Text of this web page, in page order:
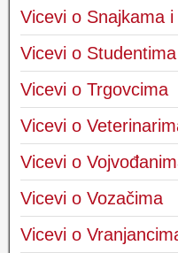
Vicevi o Snajkama
Vicevi o
Vicevi o Trgovcima
Vicevi o
Vicevi o
Vicevi o Vozačima
Vicevi o